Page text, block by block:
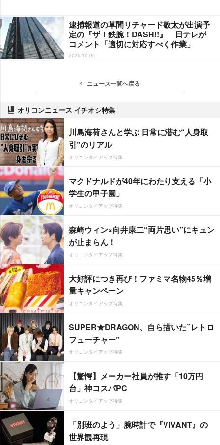
逮捕報道の草間リチャード敬太が出演予
定の『ザ！鉄腕！DASH!!』 日テレが
コメント「適切に対応すべく作業」
2025-10-04
ニュース一覧へ戻る
オリコンニュース イチオシ特集
川島海荷さんと学ぶ 日常に潜む“人身取
引”のリアル
オリコンタイアップ特集
マクドナルドが40年にわたり支える「小
学生の甲子園」
オリコンタイアップ特集
森崎ウィン×向井康二“両片思い”にキュン
が止まらん！
オリコンタイアップ特集
大好評につき再び！ファミマ名物45％増
量キャンペーン
オリコンタイアップ特集
SUPER★DRAGON、自ら描いた”レトロ
フューチャー”
オリコンタイアップ特集
【驚愕】メーカー社員が推す「10万円
台」神コスパPC
オリコンタイアップ特集
「別班のよう」腕時計で『VIVANT』の
世界観再現